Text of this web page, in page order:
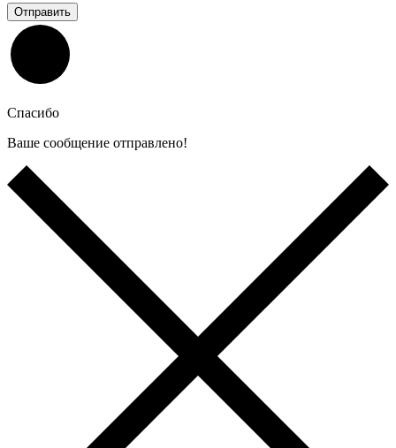
Отправить
Спасибо
Ваше сообщение отправлено!